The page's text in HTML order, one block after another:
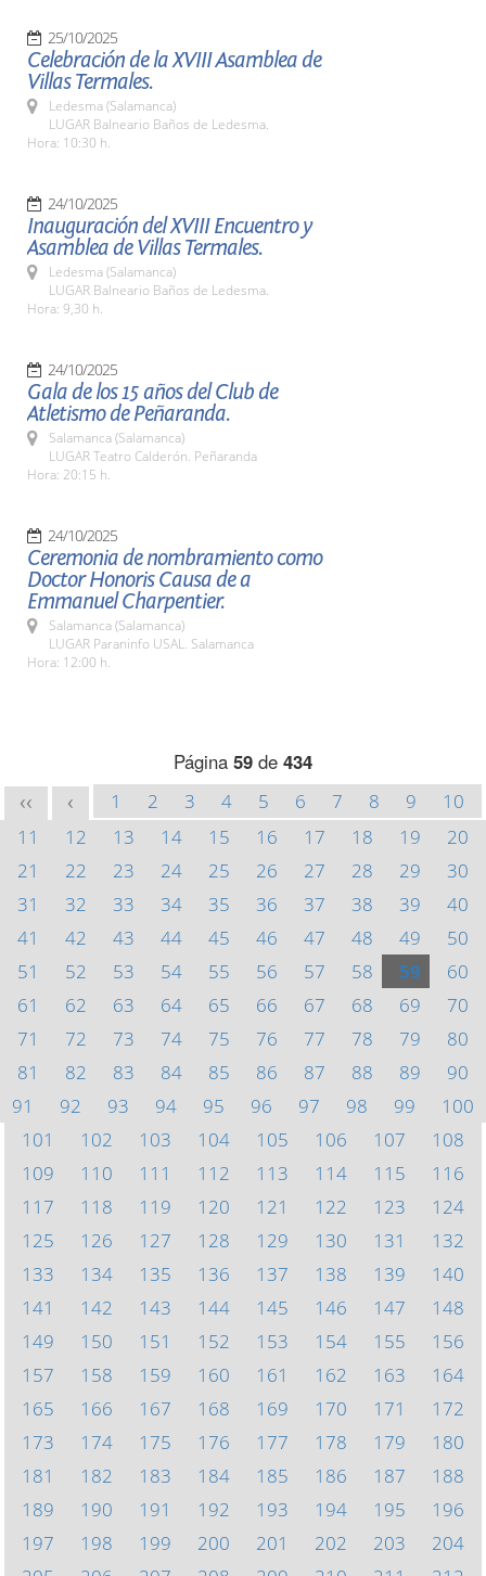
25/10/2025
Celebración de la XVIII Asamblea de
Villas Termales.
Ledesma (Salamanca)
LUGAR Balneario Baños de Ledesma.
Hora: 10:30 h.
24/10/2025
Inauguración del XVIII Encuentro y
Asamblea de Villas Termales.
Ledesma (Salamanca)
LUGAR Balneario Baños de Ledesma.
Hora: 9,30 h.
24/10/2025
Gala de los 15 años del Club de
Atletismo de Peñaranda.
Salamanca (Salamanca)
LUGAR Teatro Calderón. Peñaranda
Hora: 20:15 h.
24/10/2025
Ceremonia de nombramiento como
Doctor Honoris Causa de a
Emmanuel Charpentier.
Salamanca (Salamanca)
LUGAR Paraninfo USAL. Salamanca
Hora: 12:00 h.
Página 59 de 434
<< < 1 2 3 4 5 6 7 8 9
10
11
12 13 14 15 16 17 18 19
20
21
22 23 24 25 26 27 28 29
30
31
32 33 34 35 36 37 38 39
40
41
42 43 44 45 46 47 48 49
50
51
52 53 54 55 56 57 58 59
60
61
62 63 64 65 66 67 68 69
70
71
72 73 74 75 76 77 78 79
80
81
82 83 84 85 86 87 88 89
90
91
92 93 94 95 96 97 98 99
100
101
102 103 104 105 106 107
108
109
110 111 112 113 114 115
116
117
118 119 120 121 122 123
124
125
126 127 128 129 130 131
132
133
134 135 136 137 138 139
140
141
142 143 144 145 146 147
148
149
150 151 152 153 154 155
156
157
158 159 160 161 162 163
164
165
166 167 168 169 170 171
172
173
174 175 176 177 178 179
180
181
182 183 184 185 186 187
188
189
190 191 192 193 194 195
196
197
198 199 200 201 202 203
204